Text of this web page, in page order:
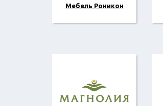
Мебель Роникон